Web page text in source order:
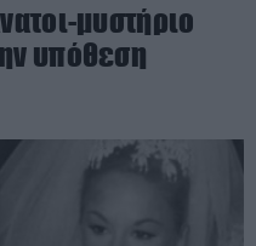
μυστήριο
υπόθεση